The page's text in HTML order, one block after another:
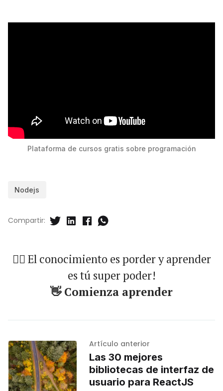
Plataforma de cursos gratis sobre programación
Nodejs
Compartir:
🐱‍🏍 El conocimiento es porder y aprender
es tú super poder!
👋 Comienza aprender
Artículo anterior
Las 30 mejores
bibliotecas de interfaz de
usuario para ReactJS